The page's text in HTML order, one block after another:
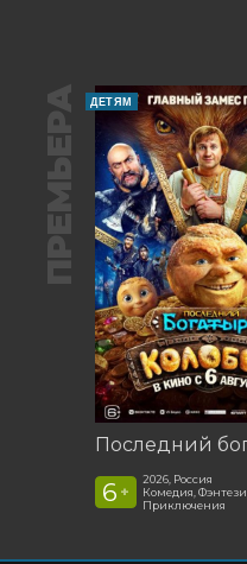
ПРЕМЬЕРА ДЕТЯМ
6 +
2026, Россия
Комедия, Фэнтези,
Приключения